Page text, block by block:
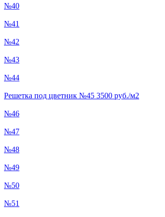
№40
№41
№42
№43
№44
Решетка под цветник №45 3500 руб./м2
№46
№47
№48
№49
№50
№51